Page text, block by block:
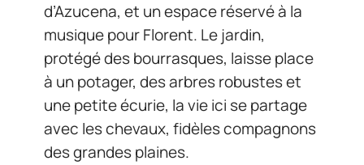
d’Azucena, et un espace réservé à la
musique pour Florent. Le jardin,
protégé des bourrasques, laisse place
à un potager, des arbres robustes et
une petite écurie, la vie ici se partage
avec les chevaux, fidèles compagnons
des grandes plaines.